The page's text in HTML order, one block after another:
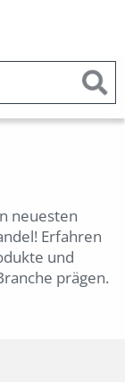
neuesten
Erfahren
und
prägen.